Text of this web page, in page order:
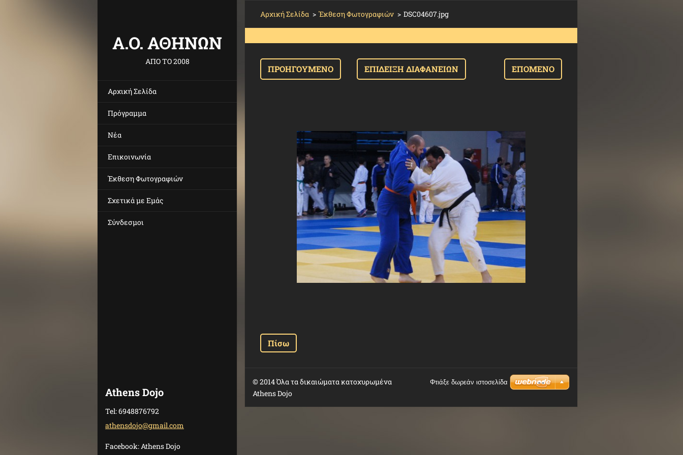
Α.O. ΑΘΗΝΩΝ
ΑΠΟ ΤΟ 2008
Αρχική Σελίδα
Πρόγραμμα
Νέα
Επικοινωνία
Έκθεση Φωτογραφιών
Σχετικά με Eμάς
Σύνδεσμοι
Athens Dojo
Tel: 6948876792
athensdojo@gmail.com
Facebook: Athens Dojo
Αρχική Σελίδα > Έκθεση Φωτογραφιών > DSC04607.jpg
ΠΡΟΗΓΟΎΜΕΝΟ ΕΠΊΔΕΙΞΗ ΔΙΑΦΑΝΕΙΏΝ ΕΠΌΜΕΝΟ
Πίσω
© 2014 Όλα τα δικαιώματα κατοχυρωμένα
Athens Dojo
Φτιάξε δωρεάν ιστοσελίδα